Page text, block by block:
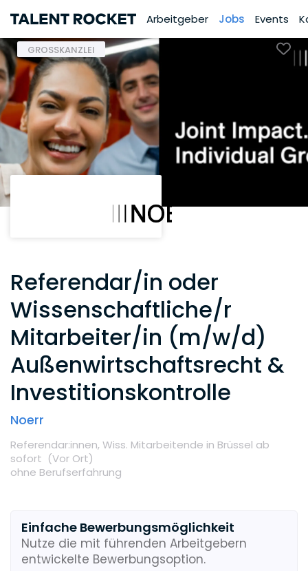
Arbeitgeber Jobs Events
GROSSKANZLEI
Referendar/in oder
Wissenschaftliche/r
Mitarbeiter/in (m/w/d)
Außenwirtschaftsrecht &
Investitionskontrolle
Noerr
Referendar:innen,Wiss. Mitarbeitende in Brüssel ab
sofort (Vor Ort)
ohne Berufserfahrung
Einfache Bewerbungsmöglichkeit
Nutze die mit führenden Arbeitgebern
entwickelte Bewerbungsoption.